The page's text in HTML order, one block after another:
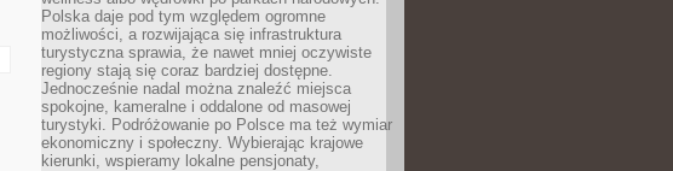
Polska daje pod tym względem ogromne
możliwości, a rozwijająca się infrastruktura
turystyczna sprawia, że nawet mniej oczywiste
regiony stają się coraz bardziej dostępne.
Jednocześnie nadal można znaleźć miejsca
spokojne, kameralne i oddalone od masowej
turystyki. Podróżowanie po Polsce ma też wymiar
ekonomiczny i społeczny. Wybierając krajowe
kierunki, wspieramy lokalne pensjonaty,